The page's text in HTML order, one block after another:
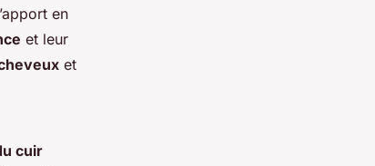
en
et leur
et
cuir